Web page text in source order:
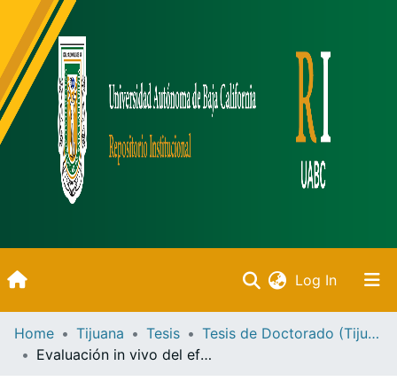
Log In(current)
Inicio
Communities & Collections
Home Tijuana Tesis
Tesis de Doctorado (Tijuana)
Evaluación in vivo del efecto de los ácidos decosahexaenoico (DHA) y eicosapentaenoico (EPA) sobre el sistema nervioso central de ratas con déficit de memoria y su influencia en la mejora de la cognición a través de a7nAChRs